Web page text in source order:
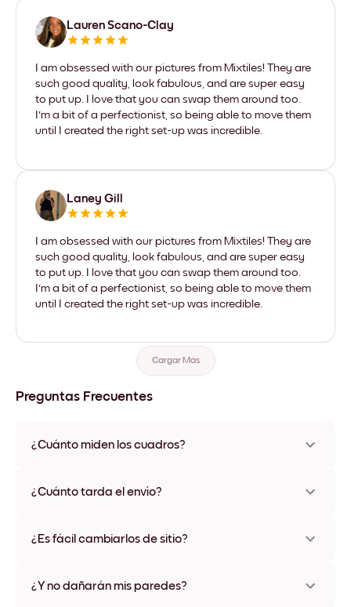
Lauren Scano-Clay
I am obsessed with our pictures from Mixtiles! They are
such good quality, look fabulous, and are super easy
to put up. I love that you can swap them around too.
I'm a bit of a perfectionist, so being able to move them
until I created the right set-up was incredible.
Laney Gill
I am obsessed with our pictures from Mixtiles! They are
such good quality, look fabulous, and are super easy
to put up. I love that you can swap them around too.
I'm a bit of a perfectionist, so being able to move them
until I created the right set-up was incredible.
Cargar Más
Preguntas Frecuentes
¿Cuánto miden los cuadros?
varios materiales y colores de marco, incluidas opciones sin
¿Cuánto tarda el envío?
disponibles en algunos países. Te enviaremos un número de
¿Es fácil cambiarlos de sitio?
ningún daño
¿Y no dañarán mis paredes?